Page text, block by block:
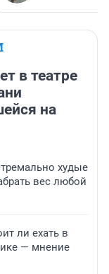
в театре
на
худые
вес любой
ли ехать в
— мнение